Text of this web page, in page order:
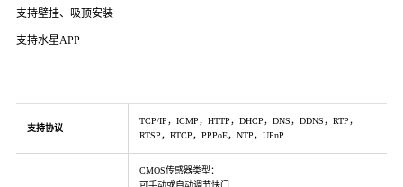
支持壁挂、吸顶安装
支持水星APP
支持协议
TCP/IP，ICMP，HTTP，DHCP，DNS，DDNS，RTP，
RTSP，RTCP，PPPoE，NTP，UPnP
CMOS传感器类型：